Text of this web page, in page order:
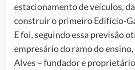
estacionamento de veículos,
construir o primeiro Edifício-
E foi, seguindo essa previsão
empresário do ramo do
Alves – fundador e